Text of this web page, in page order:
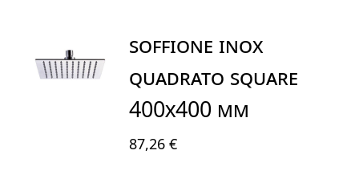
SOFFIONE INOX
QUADRATO SQUARE
400x400 mm
87,26 €